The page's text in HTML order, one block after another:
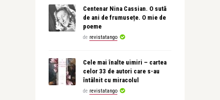
Centenar Nina Cassian. O sută
de ani de frumusețe. O mie de
poeme
de revistatango
Cele mai înalte uimiri – cartea
celor 33 de autori care s-au
întâlnit cu miracolul
de revistatango